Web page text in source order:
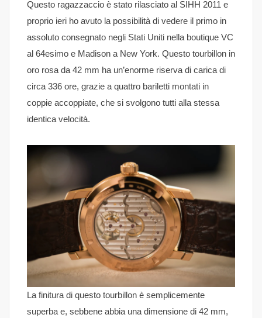
Questo ragazzaccio è stato rilasciato al SIHH 2011 e
proprio ieri ho avuto la possibilità di vedere il primo in
assoluto consegnato negli Stati Uniti nella boutique VC
al 64esimo e Madison a New York. Questo tourbillon in
oro rosa da 42 mm ha un’enorme riserva di carica di
circa 336 ore, grazie a quattro bariletti montati in
coppie accoppiate, che si svolgono tutti alla stessa
identica velocità.
La finitura di questo tourbillon è semplicemente
superba e, sebbene abbia una dimensione di 42 mm,